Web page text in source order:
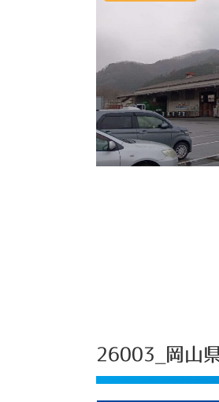
26003_岡山